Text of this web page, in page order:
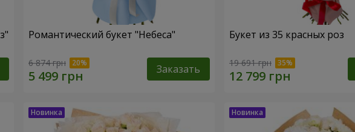
Романтический букет "Небеса"
6 874 грн Заказать
Букет из 35 красных роз
19 691 грн